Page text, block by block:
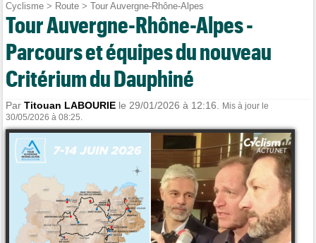
Cyclisme > Route >Tour Auvergne-Rhône-Alpes
Tour Auvergne-Rhône-Alpes -
Parcours et équipes du nouveau
Critérium du Dauphiné
ParTitouan LABOURIE le 29/01/2026 à 12:16.
Mis à jour le
30/05/2026 à 08:25.